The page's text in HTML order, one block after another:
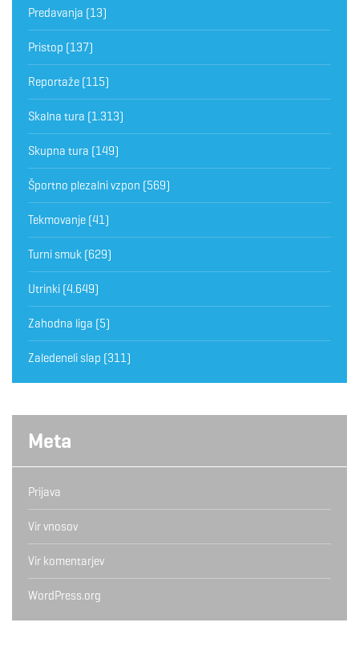
Predavanja (13)
Pristop (137)
Reportaže (115)
Skalna tura (1.313)
Skupna tura (149)
Športno plezalni vzpon (569)
Tekmovanje (41)
Turni smuk (629)
Utrinki (4.649)
Zahodna liga (5)
Zaledeneli slap (311)
Meta
Prijava
Vir vnosov
Vir komentarjev
WordPress.org